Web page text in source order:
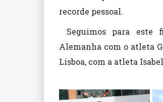
recorde pessoal.
Seguimos para este
Alemanha com o atleta
Lisboa, com a atleta